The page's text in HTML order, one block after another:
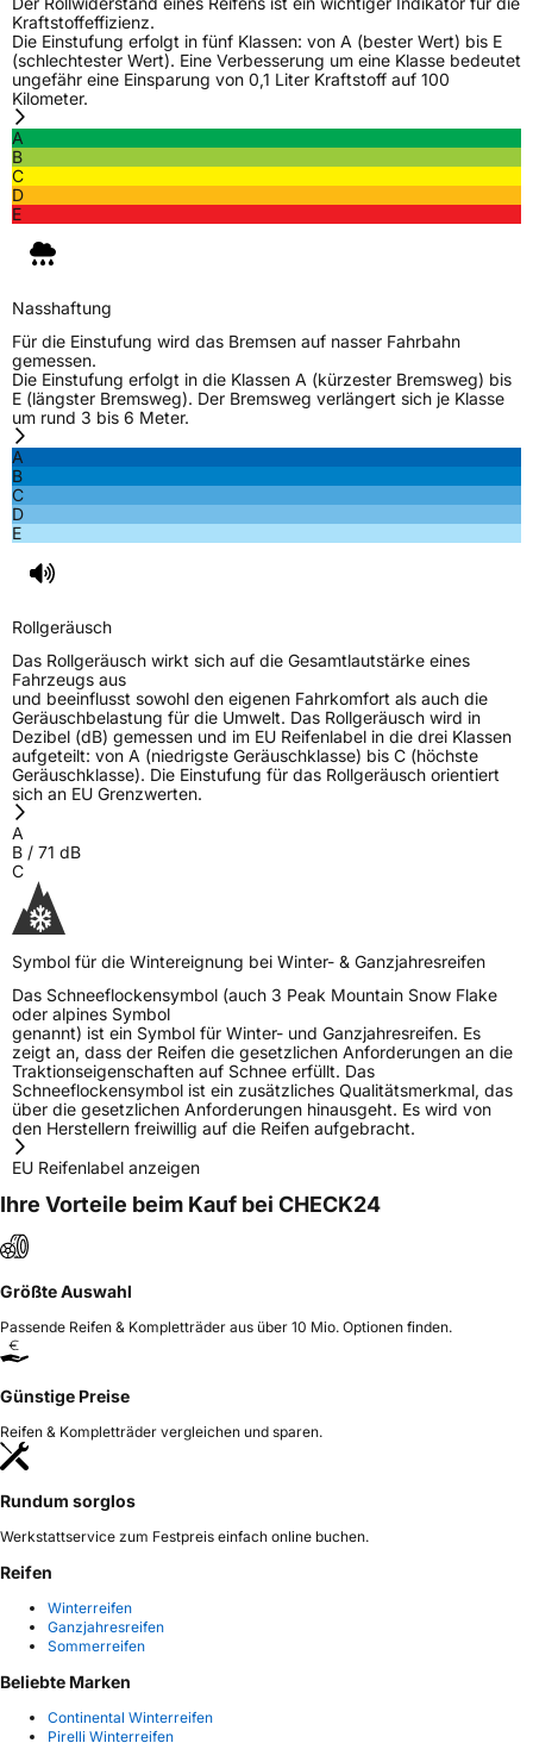
M+SJa
VerstärktXL
EU Label
EffizienzC
Nasshaftung
Rollgeräusch (Klasse)
Rollgeräusch (dB)
FahrzeugklasseC1
EPREL ID1841903
Continental-Plaza 1 30175 Hannover
customerservice_tires@conti.de
Verantwortliche
in der EU
Gallen Liu, www.wanlitire.cn,
gallenliu@wanlitire.cn, +8613326453066
Kraftstoffeffizienz.
Die Einstufung erfolgt in fünf Klassen: von A (bester Wert) bis E
(schlechtester Wert). Eine Verbesserung um eine Klasse bedeutet
ungefähr eine Einsparung von 0,1 Liter Kraftstoff auf 100
Kilometer.
A
B
C
D
E
Nasshaftung
Für die Einstufung wird das Bremsen auf nasser Fahrbahn
gemessen.
Die Einstufung erfolgt in die Klassen A (kürzester Bremsweg) bis
E (längster Bremsweg). Der Bremsweg verlängert sich je Klasse
um rund 3 bis 6 Meter.
A
B
C
D
E
Rollgeräusch
Das Rollgeräusch wirkt sich auf die Gesamtlautstärke eines
Fahrzeugs aus
und beeinflusst sowohl den eigenen Fahrkomfort als auch die
Geräuschbelastung für die Umwelt. Das Rollgeräusch wird in
Dezibel (dB) gemessen und im EU Reifenlabel in die drei Klassen
aufgeteilt: von A (niedrigste Geräuschklasse) bis C (höchste
Geräuschklasse). Die Einstufung für das Rollgeräusch orientiert
sich an EU Grenzwerten.
A
B / 71 dB
C
Symbol für die Wintereignung bei Winter- & Ganzjahresreifen
Das Schneeflockensymbol (auch 3 Peak Mountain Snow Flake
oder alpines Symbol
genannt) ist ein Symbol für Winter- und Ganzjahresreifen. Es
zeigt an, dass der Reifen die gesetzlichen Anforderungen an die
Traktionseigenschaften auf Schnee erfüllt. Das
Schneeflockensymbol ist ein zusätzliches Qualitätsmerkmal, das
über die gesetzlichen Anforderungen hinausgeht. Es wird von
den Herstellern freiwillig auf die Reifen aufgebracht.
EU Reifenlabel anzeigen
Ihre Vorteile beim Kauf bei CHECK24
Größte Auswahl
Passende Reifen & Kompletträder aus über 10 Mio. Optionen finden.
Günstige Preise
Reifen & Kompletträder vergleichen und sparen.
Rundum sorglos
Werkstattservice zum Festpreis einfach online buchen.
Reifen
Winterreifen
Ganzjahresreifen
Sommerreifen
Beliebte Marken
Continental Winterreifen
Pirelli Winterreifen